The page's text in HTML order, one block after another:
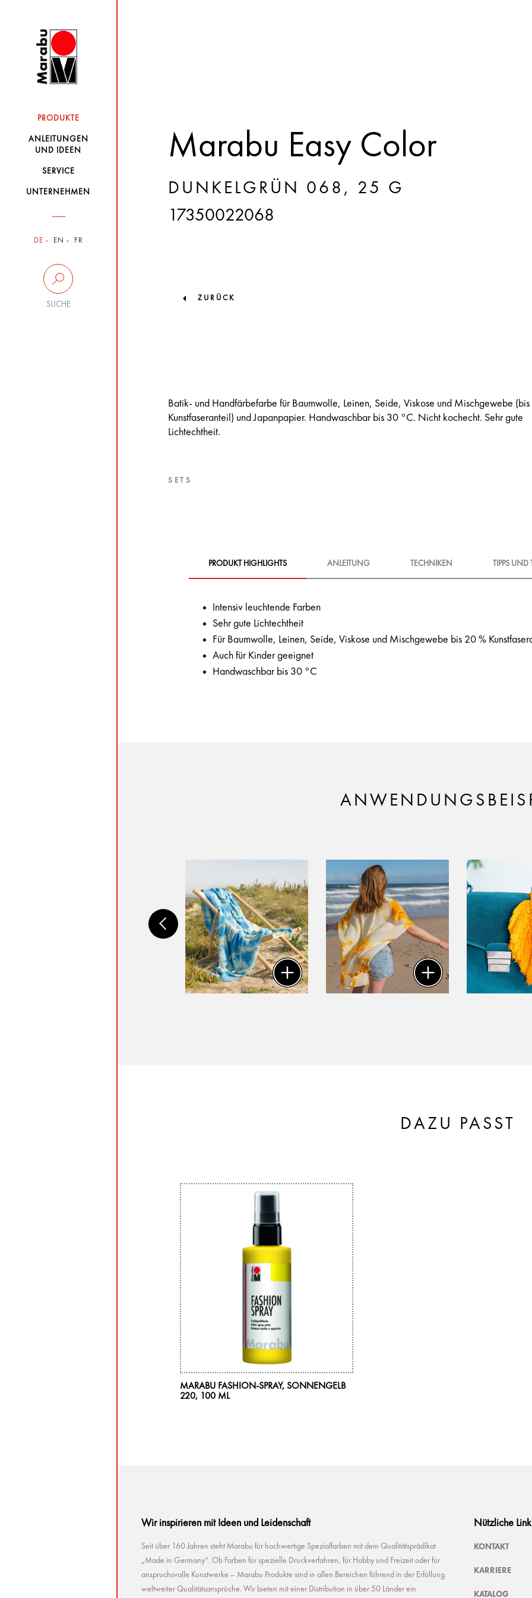
PRODUKTE
ANLEITUNGEN
UND IDEEN
SERVICE
UNTERNEHMEN
DE EN FR
SUCHE
Marabu Easy Color
DUNKELGRÜN 068, 25 G
17350022068
ZURÜCK
Batik- und Handfärbefarbe für Baumwolle, Leinen, Seide, Viskose und Mischgewebe
Kunstfaseranteil) und Japanpapier. Handwaschbar bis 30 °C. Nicht kochecht. Sehr gute
Lichtechtheit.
SETS
PRODUKT HIGHLIGHTS ANLEITUNG TECHNIKEN TIPPS UND
Intensiv leuchtende Farben
Sehr gute Lichtechtheit
Für Baumwolle, Leinen, Seide, Viskose und Mischgewebe bis 20 %
Auch für Kinder geeignet
Handwaschbar bis 30 °C
DAZU PASST
MARABU FASHION-SPRAY, SONNENGELB
220, 100 ML
Wir inspirieren mit Ideen und Leidenschaft
Seit über 160 Jahren steht Marabu für hochwertige Spezialfarben mit dem Qualitätsprädikat
„Made in Germany“. Ob Farben für spezielle Druckverfahren, für Hobby und Freizeit oder für
anspruchsvolle Kunstwerke – Marabu Produkte sind in allen Bereichen führend in der Erfüllung
weltweiter Qualitätsansprüche. Wir bieten mit einer Distribution in über 50 Länder ein
Nützliche
KONTAKT
KARRIERE
KATALOG